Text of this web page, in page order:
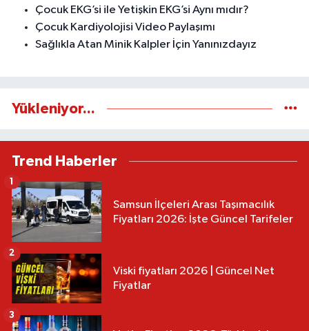
Çocuk EKG’si ile Yetişkin EKG’si Aynı mıdır?
Çocuk Kardiyolojisi Video Paylaşımı
Sağlıkla Atan Minik Kalpler İçin Yanınızdayız
Yükleniyor...
Trend Haberler
Samsun İlçeleri Arası Taşımacılık
Fiyatları 2026: İşte Güncel Tarifeler
1
Viski fiyatları 2026 | Güncel Net
Fiyatlar
2
3